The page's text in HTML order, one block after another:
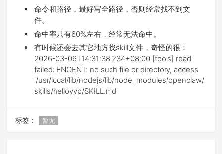
命令和路径，最好写全路径，否则经常找不到文
件。
命中率只有60%左右，经常无法命中。
有时候还会去其它地方找skill文件，奇怪的很：
2026-03-06T14:31:38.234+08:00 [tools] read
failed: ENOENT: no such file or directory, access
'/usr/local/lib/nodejs/lib/node_modules/openclaw/
skills/helloyyp/SKILL.md'
标签： 暂无